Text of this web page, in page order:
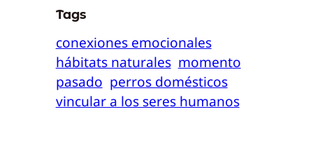
Tags
conexiones emocionales
hábitats naturales momento
pasado perros domésticos
vincular a los seres humanos